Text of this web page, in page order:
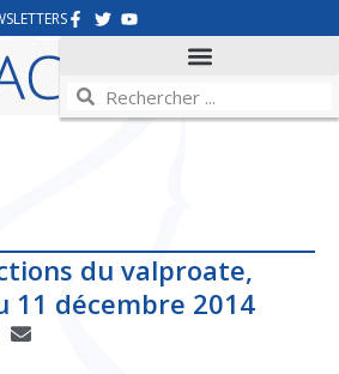
du valproate,
11 décembre 2014